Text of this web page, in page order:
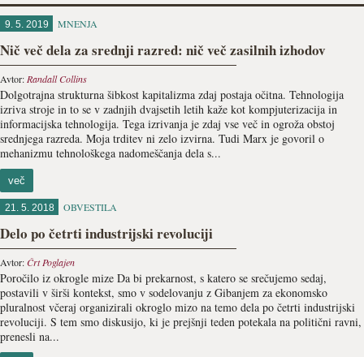
9. 5. 2019 MNENJA
Nič več dela za srednji razred: nič več zasilnih izhodov
Avtor: Randall Collins
Dolgotrajna strukturna šibkost kapitalizma zdaj postaja oči­tna. Tehnologija
izriva stroje in to se v zadnjih dvajsetih letih kaže kot kompjuterizacija in
informacijska tehnologija. Tega izrivanja je zdaj vse več in ogroža obstoj
srednjega razreda. Moja trditev ni zelo izvirna. Tudi Marx je govoril o
mehanizmu tehnološkega nadomeščanja dela s...
več
21. 5. 2018 OBVESTILA
Delo po četrti industrijski revoluciji
Avtor:Črt Poglajen
Poročilo iz okrogle mize Da bi prekarnost, s katero se srečujemo sedaj,
postavili v širši kontekst, smo v sodelovanju z Gibanjem za ekonomsko
pluralnost včeraj organizirali okroglo mizo na temo dela po četrti industrijski
revoluciji. S tem smo diskusijo, ki je prejšnji teden potekala na politični ravni,
prenesli na...